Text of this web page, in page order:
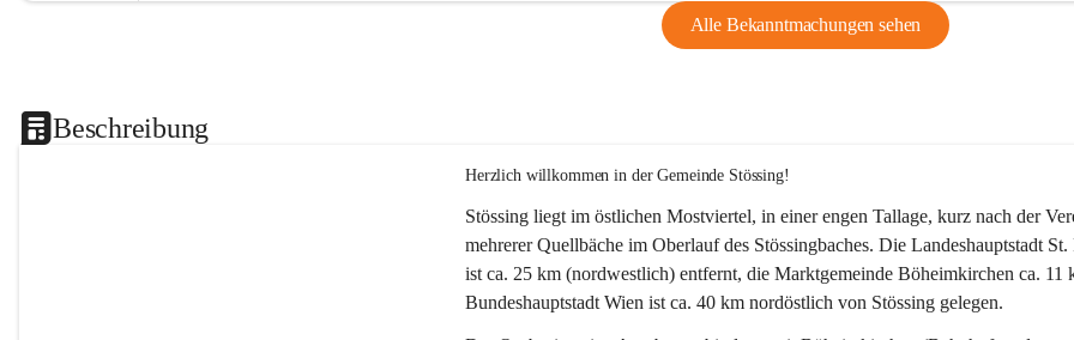
Alle Bekanntmachungen sehen
Beschreibung
Herzlich willkommen in der Gemeinde Stössing!
Stössing liegt im östlichen Mostviertel, in einer engen Tallage, kurz nach der
mehrerer Quellbäche im Oberlauf des Stössingbaches. Die Landeshauptstadt
ist ca. 25 km (nordwestlich) entfernt, die Marktgemeinde Böheimkirchen ca.
Bundeshauptstadt Wien ist ca. 40 km nordöstlich von Stössing gelegen.